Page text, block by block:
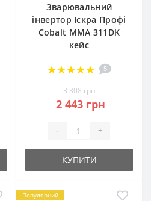
Зварювальний
інвертор Іскра Профі
Cobalt ММА 311DK
кейс
5
3 308 грн
2 443 грн
- +
КУПИТИ
Популярний